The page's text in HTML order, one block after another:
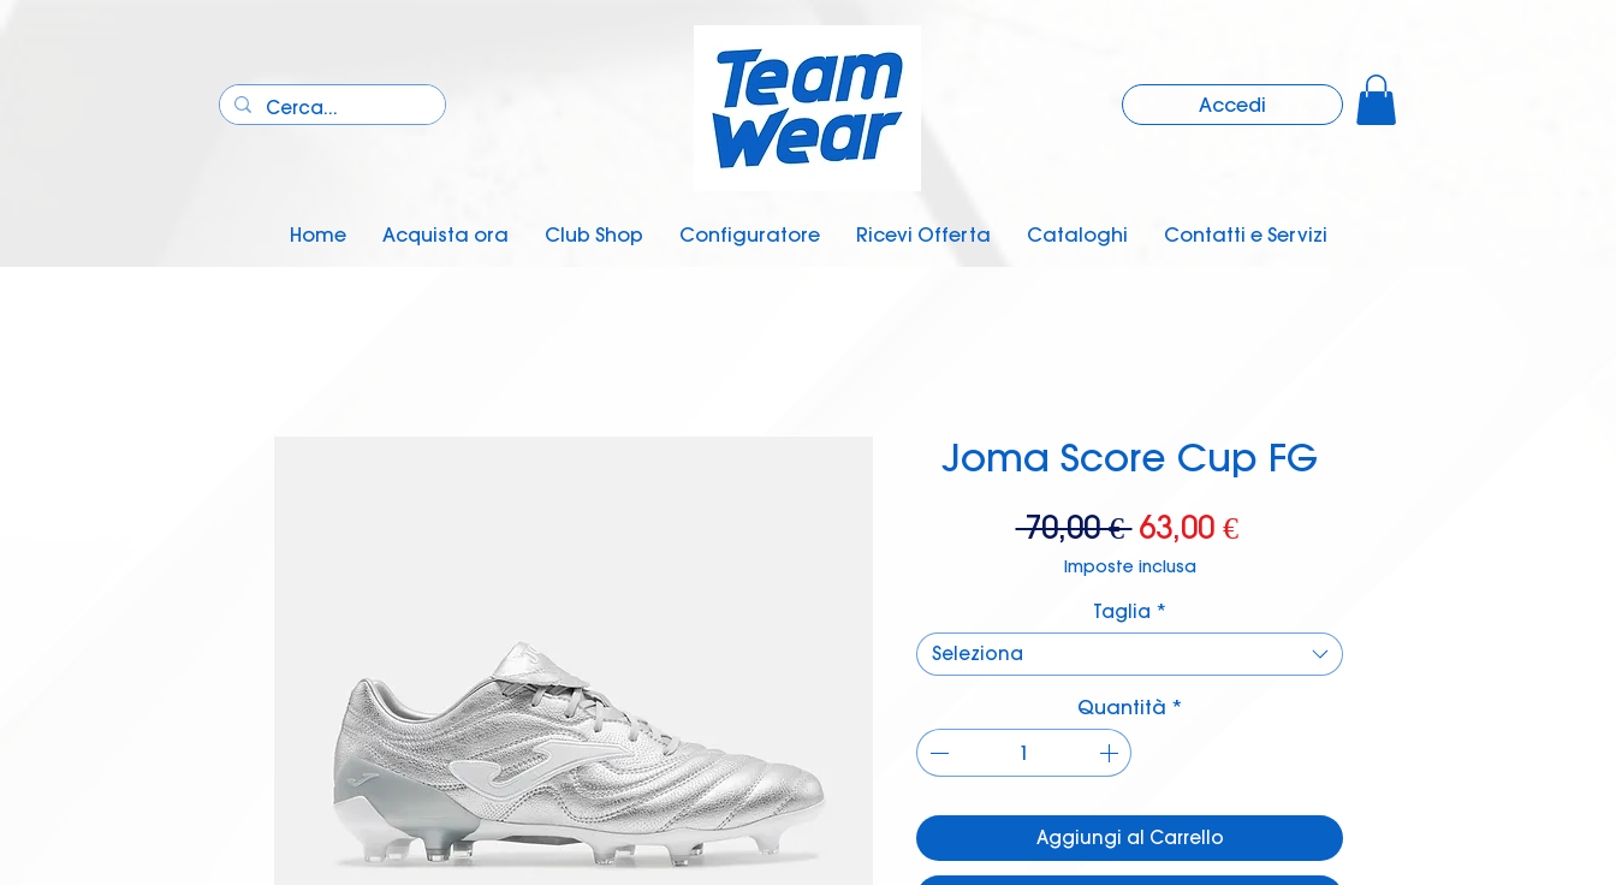
Accedi
Home Acquista ora Club Shop Configuratore Ricevi Offerta Cataloghi Contatti e Servizi
Joma Score Cup FG
70,00 € Prezzo
regolare
63,00 €Prezzo
Imposte inclusa
Taglia *
Seleziona
Quantità *
Aggiungi al Carrello